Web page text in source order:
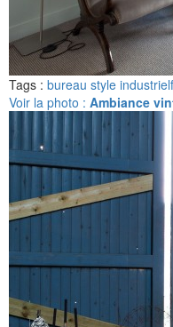
Tags : bureau style industriel
Voir la photo : Ambiance